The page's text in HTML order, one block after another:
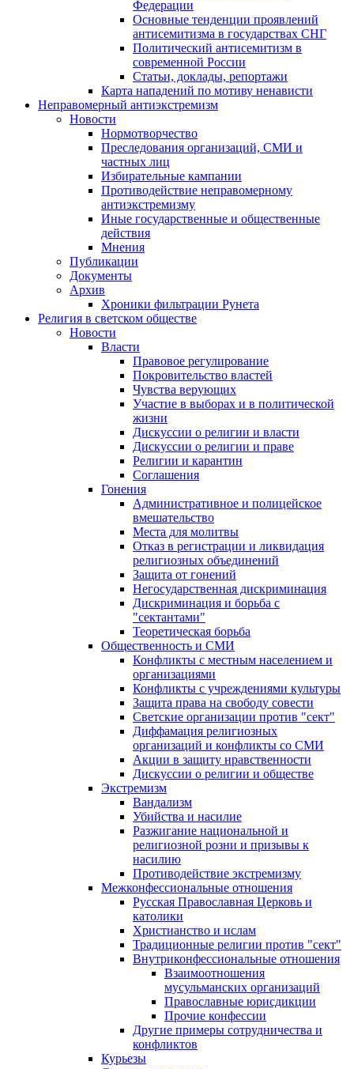
Федерации
Основные тенденции проявлений
антисемитизма в государствах СНГ
Политический антисемитизм в
современной России
Статьи, доклады, репортажи
Карта нападений по мотиву ненависти
Неправомерный антиэкстремизм
Новости
Нормотворчество
Преследования организаций, СМИ и
частных лиц
Избирательные кампании
Противодействие неправомерному
антиэкстремизму
Иные государственные и общественные
действия
Мнения
Публикации
Документы
Архив
Хроники фильтрации Рунета
Религия в светском обществе
Новости
Власти
Правовое регулирование
Покровительство властей
Чувства верующих
Участие в выборах и в политической
жизни
Дискуссии о религии и власти
Дискуссии о религии и праве
Религии и карантин
Соглашения
Гонения
Административное и полицейское
вмешательство
Места для молитвы
Отказ в регистрации и ликвидация
религиозных объединений
Защита от гонений
Негосударственная дискриминация
Дискриминация и борьба с
"сектантами"
Теоретическая борьба
Общественность и СМИ
Конфликты с местным населением и
организациями
Конфликты с учреждениями культуры
Защита права на свободу совести
Светские организации против "сект"
Диффамация религиозных
организаций и конфликты со СМИ
Акции в защиту нравственности
Дискуссии о религии и обществе
Экстремизм
Вандализм
Убийства и насилие
Разжигание национальной и
религиозной розни и призывы к
насилию
Противодействие экстремизму
Межконфессиональные отношения
Русская Православная Церковь и
католики
Христианство и ислам
Традиционные религии против "сект"
Внутриконфессиональные отношения
Взаимоотношения
мусульманских организаций
Православные юрисдикции
Прочие конфессии
Другие примеры сотрудничества и
конфликтов
Курьезы